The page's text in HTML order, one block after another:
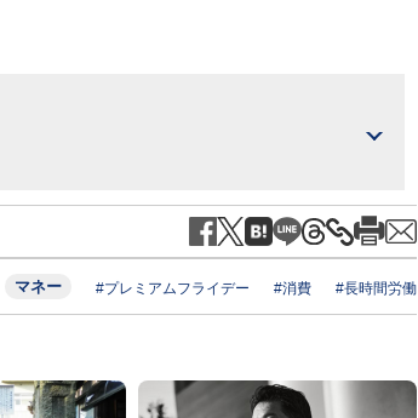
マネー #プレミアムフライデー #消費 #長時間労働